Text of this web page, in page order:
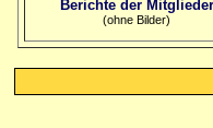
Berichte der Mitglieder
(ohne Bilder)